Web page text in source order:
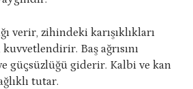
verir, zihindeki karışıklıkları
kuvvetlendirir. Baş ağrısını
güçsüzlüğü giderir. Kalbi ve kan
tutar.